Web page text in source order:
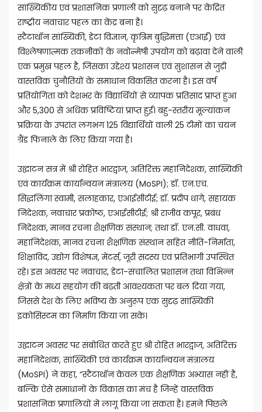
सांख्यिकीय एवं प्रशासनिक प्रणाली को सुदृढ़ बनाने पर केंद्रित
राष्ट्रीय नवाचार पहल का केंद्र बना है।
स्टैटाथॉन सांख्यिकी, डेटा विज्ञान, कृत्रिम बुद्धिमत्ता (एआई) एवं
विश्लेषणात्मक तकनीकों के नवोन्मेषी उपयोग को बढ़ावा देने वाली
एक प्रमुख पहल है, जिसका उद्देश्य प्रशासन एवं सुशासन से जुड़ी
वास्तविक चुनौतियों के समाधान विकसित करना है। इस वर्ष
प्रतियोगिता को देशभर के विद्यार्थियों से व्यापक प्रतिसाद प्राप्त हुआ
और 5,300 से अधिक प्रविष्टियां प्राप्त हुईं। बहु-स्तरीय मूल्यांकन
प्रक्रिया के उपरांत लगभग 125 विद्यार्थियों वाली 25 टीमों का चयन
ग्रैंड फिनाले के लिए किया गया है।
उद्घाटन सत्र में श्री रोहित भारद्वाज, अतिरिक्त महानिदेशक, सांख्यिकी
एवं कार्यक्रम कार्यान्वयन मंत्रालय (MoSPI); डॉ. एन.एच.
सिद्धलिंगा स्वामी, सलाहकार, एआईसीटीई; डॉ. प्रदीप धागे, सहायक
निदेशक, नवाचार प्रकोष्ठ, एआईसीटीई; श्री राजीव कपूर, प्रबंध
निदेशक, मानव रचना शैक्षणिक संस्थान; तथा डॉ. एन.सी. वाधवा,
महानिदेशक, मानव रचना शैक्षणिक संस्थान सहित नीति-निर्माता,
शिक्षाविद, उद्योग विशेषज्ञ, मेंटर्स, जूरी सदस्य एवं प्रतिभागी उपस्थित
रहे। इस अवसर पर नवाचार, डेटा-संचालित प्रशासन तथा विभिन्न
क्षेत्रों के मध्य सहयोग की बढ़ती आवश्यकता पर बल दिया गया,
जिससे देश के लिए भविष्य के अनुरूप एक सुदृढ़ सांख्यिकी
इकोसिस्टम का निर्माण किया जा सके।
उद्घाटन अवसर पर संबोधित करते हुए श्री रोहित भारद्वाज, अतिरिक्त
महानिदेशक, सांख्यिकी एवं कार्यक्रम कार्यान्वयन मंत्रालय
(MoSPI) ने कहा, “स्टैटाथॉन केवल एक शैक्षणिक अभ्यास नहीं है,
बल्कि ऐसे समाधानों के विकास का मंच है जिन्हें वास्तविक
प्रशासनिक प्रणालियों में लागू किया जा सकता है। हमने पिछले